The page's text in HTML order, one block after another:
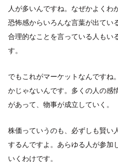
人が多いんですね。なぜかよくわ
恐怖感からいろんな言葉が出てい
合理的なことを言っている人もい
す。
でもこれがマーケットなんですね
かじゃないんです。多くの人の感
があって、物事が成立していく。
株価っていうのも、必ずしも賢い
するんですよ。あらゆる人が参加
いくわけです。